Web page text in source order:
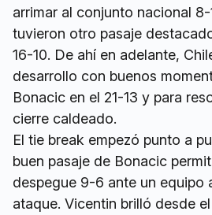
arrimar al conjunto nacional
tuvieron otro pasaje
16-10. De ahí en adelante,
desarrollo con buenos
Bonacic en el 21-13 y para
cierre caldeado.
El tie break empezó punto a
buen pasaje de Bonacic
despegue 9-6 ante un equipo
ataque. Vicentin brilló desde